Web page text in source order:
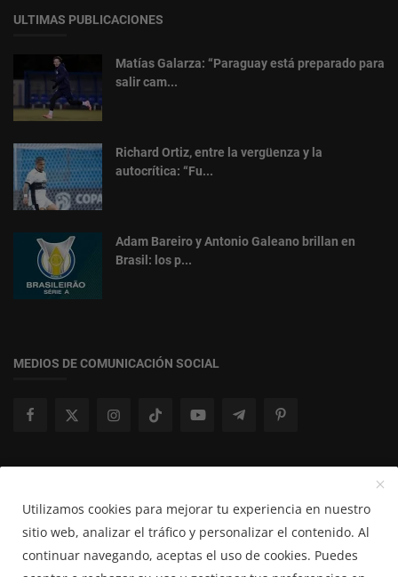
ULTIMAS PUBLICACIONES
Matías Galarza: “Paraguay está preparado para
salir cam...
Richard Ortiz, entre la vergüenza y la
autocrítica: “Fu...
Adam Bareiro y Antonio Galeano brillan en
Brasil: los p...
MEDIOS DE COMUNICACIÓN SOCIAL
Suscribir
Utilizamos cookies para mejorar tu experiencia en nuestro
sitio web, analizar el tráfico y personalizar el contenido. Al
continuar navegando, aceptas el uso de cookies. Puedes